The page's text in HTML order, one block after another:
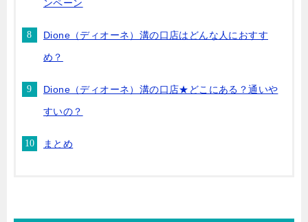
ンペーン
Dione（ディオーネ）溝の口店はどんな人におすす
め？
Dione（ディオーネ）溝の口店★どこにある？通いや
すいの？
まとめ